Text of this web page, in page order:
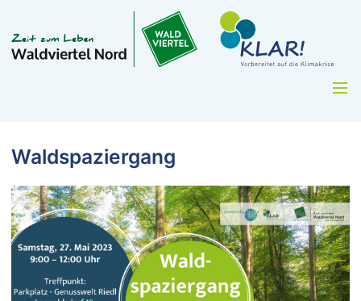
Waldspaziergang